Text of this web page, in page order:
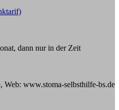
dann nur in der Zeit
Web: www.stoma-selbsthilfe-bs.de